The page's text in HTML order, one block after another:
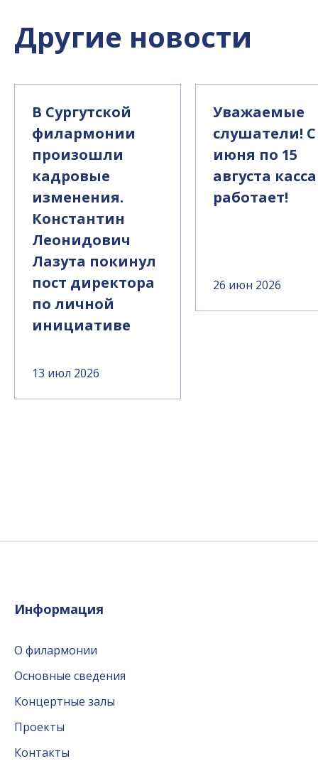
Другие новости
В Сургутской
филармонии
произошли
кадровые
изменения.
Константин
Леонидович
Лазута покинул
пост директора
по личной
инициативе
13 июл 2026
Уважаемые
слушатели! С
июня по 15
августа
работает!
26 июн 2026
Информация
О филармонии
Основные сведения
Концертные залы
Проекты
Контакты